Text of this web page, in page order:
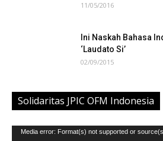
11/05/2016
Ini Naskah Bahasa
‘Laudato Si’
02/09/2015
Solidaritas JPIC OFM Indonesia
Video
Media error: Format(s) not supported or